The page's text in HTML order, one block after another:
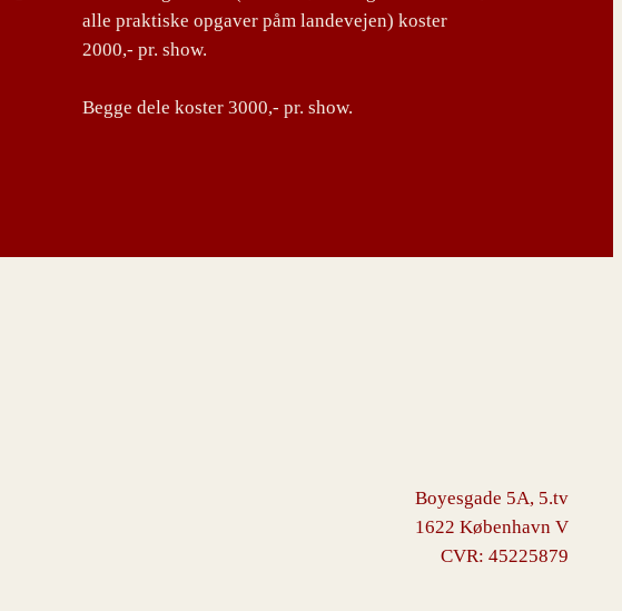
alle praktiske opgaver påm landevejen) koster
2000,- pr. show.
Begge dele koster 3000,- pr. show.
Boyesgade 5A, 5.tv
1622 København V
CVR: 45225879